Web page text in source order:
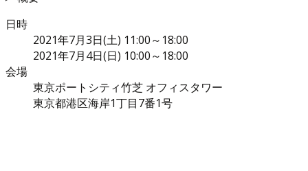
日時
2021年7月3日(土) 11:00～18:00
2021年7月4日(日) 10:00～18:00
会場
東京ポートシティ竹芝 オフィスタワー
東京都港区海岸1丁目7番1号